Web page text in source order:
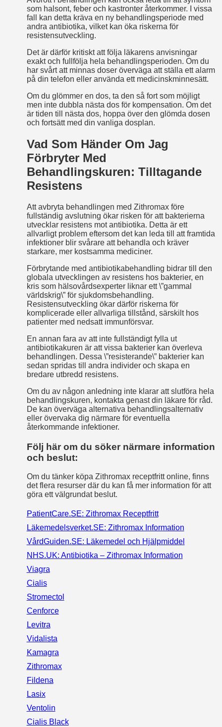
som halsont, feber och kastronter återkommer. I vissa
fall kan detta kräva en ny behandlingsperiode med
andra antibiotika, vilket kan öka riskerna för
resistensutveckling.
Det är därför kritiskt att följa läkarens anvisningar
exakt och fullfölja hela behandlingsperioden. Om du
har svårt att minnas doser överväga att ställa ett alarm
på din telefon eller använda ett medicinskminne­sätt.
Om du glömmer en dos, ta den så fort som möjligt
men inte dubbla nästa dos för kompensation. Om det
är tiden till nästa dos, hoppa över den glömda dosen
och fortsätt med din vanliga dosplan.
Vad Som Händer Om Jag
Förbryter Med
Behandlingskuren: Tilltagande
Resistens
Att avbryta behandlingen med Zithromax före
fullständig avslutning ökar risken för att bakterierna
utvecklar resistens mot antibiotika. Detta är ett
allvarligt problem eftersom det kan leda till att framtida
infektioner blir svårare att behandla och kräver
starkare, mer kostsamma mediciner.
Förbrytande med antibiotikabehandling bidrar till den
globala utvecklingen av resistens hos bakterier, en
kris som hälsovårdsexperter liknar ett \”gammal
världskrig\” för sjukdomsbehandling.
Resistensutveckling ökar därför riskerna för
komplicerade eller allvarliga tillstånd, särskilt hos
patienter med nedsatt immunförsvar.
En annan fara av att inte fullständigt fylla ut
antibiotikakuren är att vissa bakterier kan överleva
behandlingen. Dessa \”resisterande\” bakterier kan
sedan spridas till andra individer och skapa en
bredare utbredd resistens.
Om du av någon anledning inte klarar att slutföra hela
behandlingskuren, kontakta genast din läkare för råd.
De kan överväga alternativa behandlingsalternativ
eller övervaka dig närmare för eventuella
återkommande infektioner.
Följ här om du söker närmare information
och beslut:
Om du tänker köpa Zithromax receptfritt online, finns
det flera resurser där du kan få mer information för att
göra ett välgrundat beslut.
PatientCare.SE: Zithromax Receptfritt
Läkemedelsverket.SE: Zithromax Information
VårdGuiden.SE: Läkemedel och Hjälpmiddel
NHS.UK: Antibiotika – Zithromax Information
Viagra
Cialis
Stromectol
Cenforce
Levitra
Vidalista
Kamagra
Zithromax
Fildena
Lasix
Ventolin
Cialis Black